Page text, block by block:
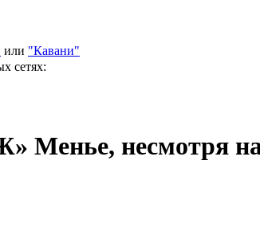
или "Кавани"
сетях:
Менье, несмотря